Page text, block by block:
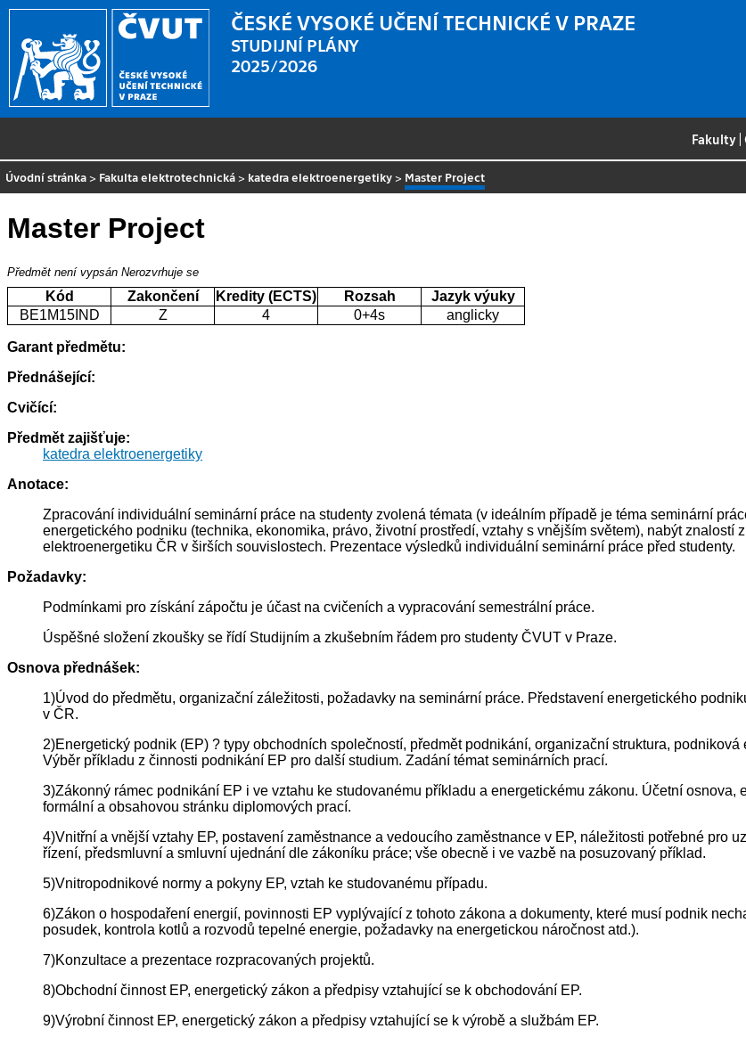
ČESKÉ VYSOKÉ UČENÍ TECHNICKÉ V PRAZE
STUDIJNÍ PLÁNY
2025/2026
Fakulty |
Úvodní stránka > Fakulta elektrotechnická > katedra elektroenergetiky > Master Project
Master Project
Předmět není vypsán Nerozvrhuje se
Kód Zakončení Kredity (ECTS) Rozsah
Jazyk výuky
BE1M15IND
Z 4 0+4s anglicky
Garant předmětu:
Přednášející:
Cvičící:
Předmět zajišťuje:
katedra elektroenergetiky
Anotace:
Zpracování individuální seminární práce na studenty zvolená témata (v ideálním případě je téma seminární
energetického podniku (technika, ekonomika, právo, životní prostředí, vztahy s vnějším světem), nabýt
elektroenergetiku ČR v širších souvislostech. Prezentace výsledků individuální seminární práce před studenty.
Požadavky:
Podmínkami pro získání zápočtu je účast na cvičeních a vypracování semestrální práce.
Úspěšné složení zkoušky se řídí Studijním a zkušebním řádem pro studenty ČVUT v Praze.
Osnova přednášek:
1)Úvod do předmětu, organizační záležitosti, požadavky na seminární práce. Představení energetického
v ČR.
2)Energetický podnik (EP) ? typy obchodních společností, předmět podnikání, organizační struktura,
Výběr příkladu z činnosti podnikání EP pro další studium. Zadání témat seminárních prací.
3)Zákonný rámec podnikání EP i ve vztahu ke studovanému příkladu a energetickému zákonu. Účetní
formální a obsahovou stránku diplomových prací.
4)Vnitřní a vnější vztahy EP, postavení zaměstnance a vedoucího zaměstnance v EP, náležitosti potřebné pro
řízení, předsmluvní a smluvní ujednání dle zákoníku práce; vše obecně i ve vazbě na posuzovaný příklad.
5)Vnitropodnikové normy a pokyny EP, vztah ke studovanému případu.
6)Zákon o hospodaření energií, povinnosti EP vyplývající z tohoto zákona a dokumenty, které musí podnik
posudek, kontrola kotlů a rozvodů tepelné energie, požadavky na energetickou náročnost atd.).
7)Konzultace a prezentace rozpracovaných projektů.
8)Obchodní činnost EP, energetický zákon a předpisy vztahující se k obchodování EP.
9)Výrobní činnost EP, energetický zákon a předpisy vztahující se k výrobě a službám EP.